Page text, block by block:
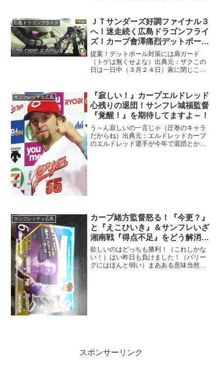
やれば出来るじゃん、これで人員の適所
見えたかもな。ドラフラも...
広島ドラゴンフライズ
ＪＴサンダーズ好調ファイナル３
へ！迷走続く広島ドラゴンフライ
ズ！カープ會澤痛烈デットボー
ル！
提案！デットボール対策には肩ガード
（トゲは無くせよな）出典元：ザクこの
日は一日中（３月２４日）家に閉じこも
た、その最中・・ＪＴとドラフラ、カー
プの試合をＴＶとＰＣで見て...
サンフレッチェ広島
『寂しい！』カープエルドレッド
心残りの退団！サンフレ城福監督
『覚醒！』を期待してますよ～！
う～ん寂しいの一言じゃ（圧巻のキャラ
だからね）出典元：エルドレッドカープ
のエルドレッド選手が今年で退団とか
サンフレッチェ広島
カープ緒方監督怒る！『今更？』
と『えこひいき』＆サンフレいざ
湘南戦『得点不足』をどう解消す
る？
欲しいのはどっちも勝利！（これしかな
い！）はい昨日も負けました！（パリー
グにはほんと弱い）まあある意味当然じ
スポンサーリンク